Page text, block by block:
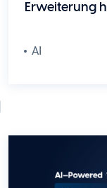
Erweiterung
AI